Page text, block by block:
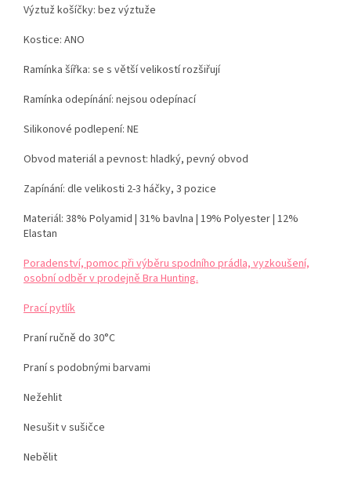
Výztuž košíčky: bez výztuže
Kostice: ANO
Ramínka šířka: se s větší velikostí rozšiřují
Ramínka odepínání: nejsou odepínací
Silikonové podlepení: NE
Obvod materiál a pevnost: hladký, pevný obvod
Zapínání: dle velikosti 2-3 háčky, 3 pozice
Materiál: 38% Polyamid | 31% bavlna | 19% Polyester | 12%
Elastan
Poradenství, pomoc při výběru spodního prádla, vyzkoušení,
osobní odběr v prodejně Bra Hunting.
Prací pytlík
Praní ručně do 30°C
Praní s podobnými barvami
Nežehlit
Nesušit v sušičce
Nebělit